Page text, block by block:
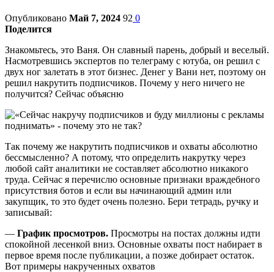
Опубликовано Май 7, 2024 92 0
Поделится
Знакомьтесь, это Ваня. Он славный парень, добрый и веселый.
Насмотревшись экспертов по телеграму с ютуба, он решил с
двух ног залетать в этот бизнес. Денег у Вани нет, поэтому он
решил накрутить подписчиков. Почему у него ничего не
получится? Сейчас объясню
Так почему же накрутить подписчиков и охваты абсолютно
бессмысленно? А потому, что определить накрутку через
любой сайт аналитики не составляет абсолютно никакого
труда. Сейчас я перечислю основные признаки враждебного
присутствия ботов и если вы начинающий админ или
закупщик, то это будет очень полезно. Бери тетрадь, ручку и
записывай:
— График просмотров. Просмотры на постах должны идти
спокойной лесенкой вниз. Основные охваты пост набирает в
первое время после публикации, а позже добирает остаток.
Вот примеры накрученных охватов